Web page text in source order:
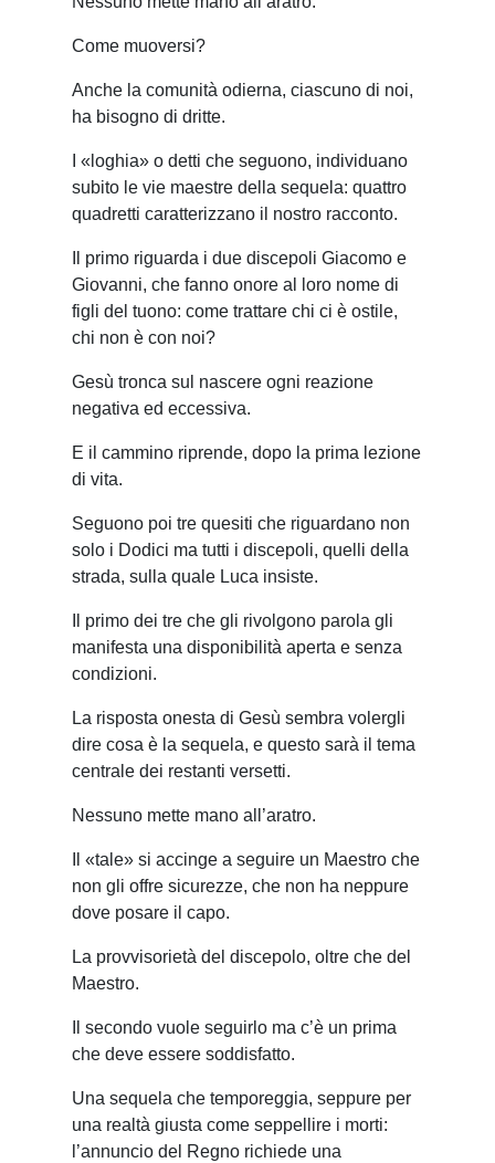
Come muoversi?
Anche la comunità odierna, ciascuno di noi,
ha bisogno di dritte.
I «loghia» o detti che seguono, individuano
subito le vie maestre della sequela: quattro
quadretti caratterizzano il nostro racconto.
Il primo riguarda i due discepoli Giacomo e
Giovanni, che fanno onore al loro nome di
figli del tuono: come trattare chi ci è ostile,
chi non è con noi?
Gesù tronca sul nascere ogni reazione
negativa ed eccessiva.
E il cammino riprende, dopo la prima lezione
di vita.
Seguono poi tre quesiti che riguardano non
solo i Dodici ma tutti i discepoli, quelli della
strada, sulla quale Luca insiste.
Il primo dei tre che gli rivolgono parola gli
manifesta una disponibilità aperta e senza
condizioni.
La risposta onesta di Gesù sembra volergli
dire cosa è la sequela, e questo sarà il tema
centrale dei restanti versetti.
Nessuno mette mano all’aratro.
Il «tale» si accinge a seguire un Maestro che
non gli offre sicurezze, che non ha neppure
dove posare il capo.
La provvisorietà del discepolo, oltre che del
Maestro.
Il secondo vuole seguirlo ma c’è un prima
che deve essere soddisfatto.
Una sequela che temporeggia, seppure per
una realtà giusta come seppellire i morti:
l’annuncio del Regno richiede una